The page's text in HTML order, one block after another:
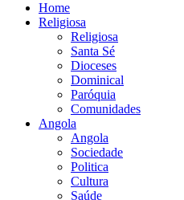
Home
Religiosa
Religiosa
Santa Sé
Dioceses
Dominical
Paróquia
Comunidades
Angola
Angola
Sociedade
Politica
Cultura
Saúde